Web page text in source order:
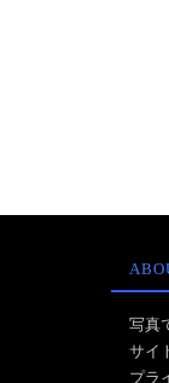
写真
サイ
プラ